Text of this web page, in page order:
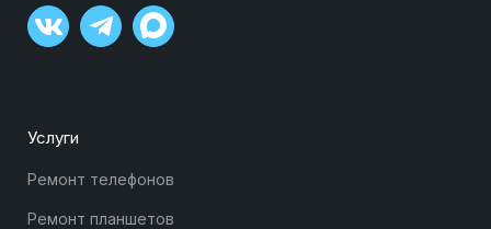
Услуги
Ремонт телефонов
Ремонт планшетов